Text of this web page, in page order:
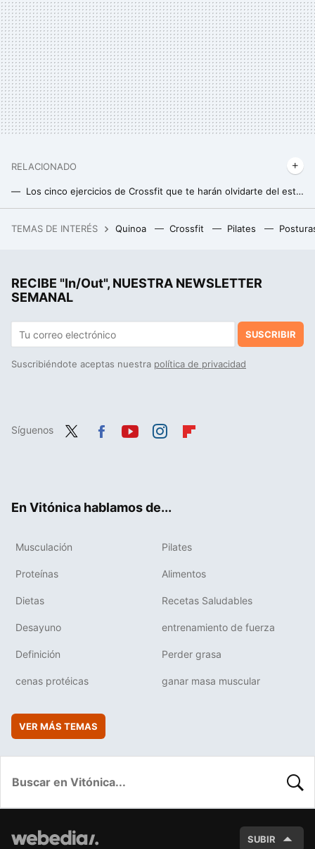
RELACIONADO
Los cinco ejercicios de Crossfit que te harán olvidarte del estrés y poner el foco en el momento presente
TEMAS DE INTERÉS Quinoa Crossfit Pilates
RECIBE "In/Out", NUESTRA NEWSLETTER
SEMANAL
SUSCRIBIR
Suscribiéndote aceptas nuestra política de privacidad
Síguenos
En Vitónica hablamos de...
Musculación Pilates
Proteínas Alimentos
Dietas Recetas Saludables
Desayuno entrenamiento de fuerza
Definición Perder grasa
cenas protéicas ganar masa muscular
VER MÁS TEMAS
SUBIR